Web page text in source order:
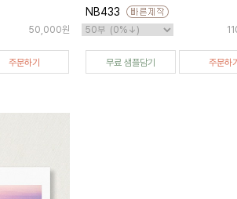
50,000원
주문하기
NB433
무료 샘플담기 주문하